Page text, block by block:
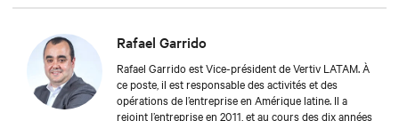
Rafael Garrido
Rafael Garrido est Vice-président de Vertiv LATAM. À
ce poste, il est responsable des activités et des
opérations de l’entreprise en Amérique latine. Il a
rejoint l’entreprise en 2011, et au cours des dix années